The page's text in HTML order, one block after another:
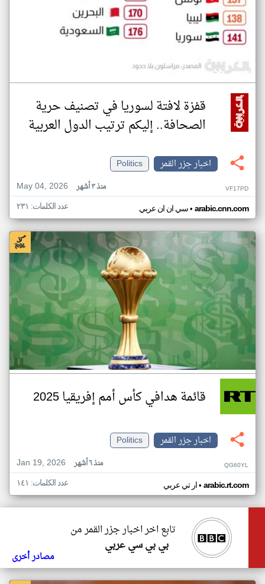
قفزة لافتة لسوريا في تصنيف حرية
الصحافة.. إليكم ترتيب الدول العربية
اخبار جزر القمر
Politics
May 04, 2026
منذ ٣ أشهر VF17PD
سي ان ان عربي• arabic.cnn.com عدد الكلمات: ٢٣١
قائمة هدافي كأس أمم إفريقيا 2025
اخبار جزر القمر
Politics
Jan 19, 2026
منذ ٦ أشهر QG60YL
ار تي عربي• arabic.rt.com عدد الكلمات: ١٤١
تابع اخر اخبار جزر القمر من
بي بي سي عربي
مصادر أخرى